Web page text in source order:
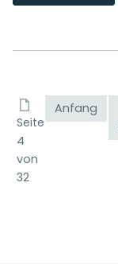
Seite
4
von
32
Anfang